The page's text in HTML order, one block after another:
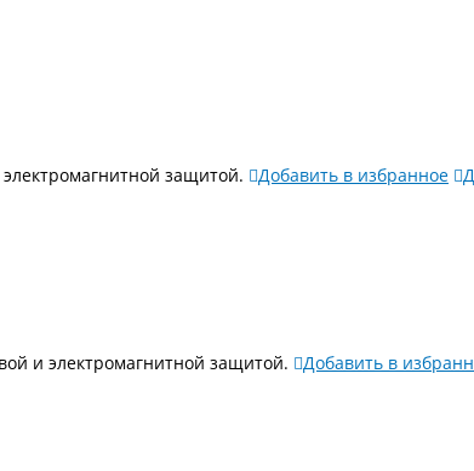
защитой. Добавить в избранное
и электромагнитной защитой. Добавить в